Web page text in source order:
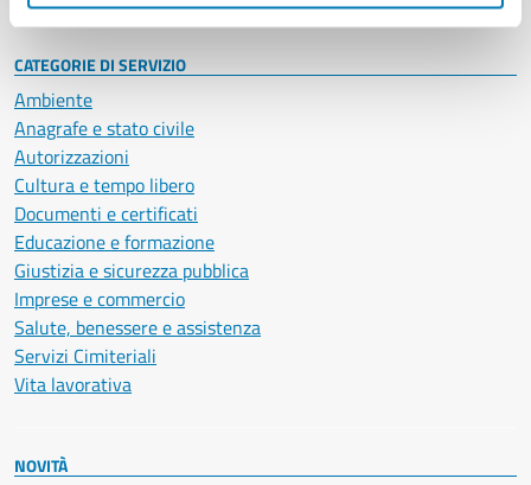
CATEGORIE DI SERVIZIO
Ambiente
Anagrafe e stato civile
Autorizzazioni
Cultura e tempo libero
Documenti e certificati
Educazione e formazione
Giustizia e sicurezza pubblica
Imprese e commercio
Salute, benessere e assistenza
Servizi Cimiteriali
Vita lavorativa
NOVITÀ